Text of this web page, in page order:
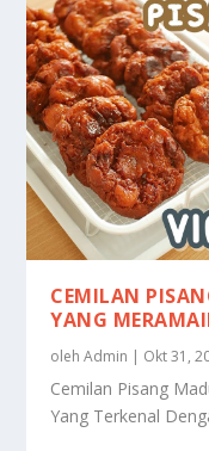
CEMILAN
YANG
olehAdmin | Okt 31,
Cemilan Pisang
Yang Terkenal